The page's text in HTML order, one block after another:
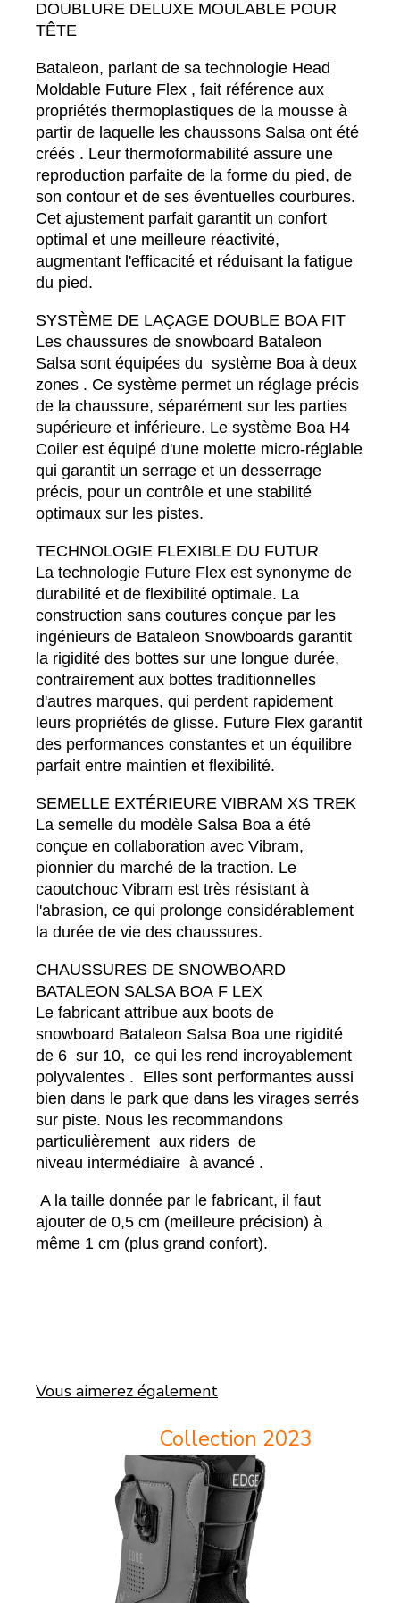
DOUBLURE DELUXE MOULABLE POUR
TÊTE
Bataleon, parlant de sa technologie Head
Moldable Future Flex , fait référence aux
propriétés thermoplastiques de la mousse à
partir de laquelle les chaussons Salsa ont été
créés . Leur thermoformabilité assure une
reproduction parfaite de la forme du pied, de
son contour et de ses éventuelles courbures.
Cet ajustement parfait garantit un confort
optimal et une meilleure réactivité,
augmentant l'efficacité et réduisant la fatigue
du pied.
SYSTÈME DE LAÇAGE DOUBLE BOA FIT
Les chaussures de snowboard Bataleon
Salsa sont équipées du système Boa à deux
zones . Ce système permet un réglage précis
de la chaussure, séparément sur les parties
supérieure et inférieure. Le système Boa H4
Coiler est équipé d'une molette micro-réglable
qui garantit un serrage et un desserrage
précis, pour un contrôle et une stabilité
optimaux sur les pistes.
TECHNOLOGIE FLEXIBLE DU FUTUR
La technologie Future Flex est synonyme de
durabilité et de flexibilité optimale. La
construction sans coutures conçue par les
ingénieurs de Bataleon Snowboards garantit
la rigidité des bottes sur une longue durée,
contrairement aux bottes traditionnelles
d'autres marques, qui perdent rapidement
leurs propriétés de glisse. Future Flex garantit
des performances constantes et un équilibre
parfait entre maintien et flexibilité.
SEMELLE EXTÉRIEURE VIBRAM XS TREK
La semelle du modèle Salsa Boa a été
conçue en collaboration avec Vibram,
pionnier du marché de la traction. Le
caoutchouc Vibram est très résistant à
l'abrasion, ce qui prolonge considérablement
la durée de vie des chaussures.
CHAUSSURES DE SNOWBOARD
BATALEON SALSA BOA F LEX
Le fabricant attribue aux boots de
snowboard Bataleon Salsa Boa une rigidité
de 6 sur 10, ce qui les rend incroyablement
polyvalentes . Elles sont performantes aussi
bien dans le park que dans les virages serrés
sur piste. Nous les recommandons
particulièrement aux riders de
niveau intermédiaire à avancé .
A la taille donnée par le fabricant, il faut
ajouter de 0,5 cm (meilleure précision) à
même 1 cm (plus grand confort).
Vous aimerez également
PROMO